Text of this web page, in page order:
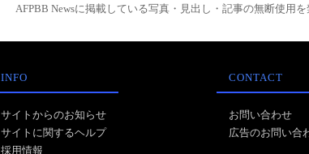
AFPBB Newsに掲載している写真・見出し・記事の無断使用
INFO
サイトからのお知らせ
サイトに関するヘルプ
採用情報
CONTACT
お問い合わせ
広告のお問い合